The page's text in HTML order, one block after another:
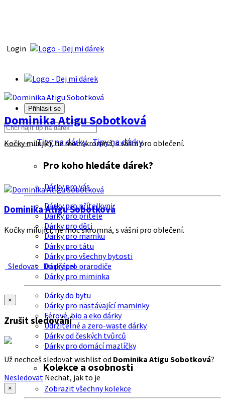
Login
Přihlásit se
Tipy na dárkyTipy na dárky
Pro koho hledáte dárek?
Dárky pro vás
Dárky pro přítelkyni
Dárky pro přítele
Dárky pro děti
Dárky pro mamku
Dárky pro tátu
Dárky pro všechny bytosti
Dárky pro prarodiče
Dárky pro miminka
Dárky do bytu
Dárky pro nastávající maminky
Férové, bio a eko dárky
Udržitelné a zero-waste dárky
Dárky od českých tvůrců
Dárky pro domácí mazlíčky
Kolekce a osobnosti
Zobrazit všechny kolekce
Dominika Atigu Sobotková
Kočky milující, ne moc skromná, s vášni pro oblečení.
Dominika Atigu Sobotková
Kočky milující, ne moc skromná, s vášni pro oblečení.
Sledovat Do přátel
×
Zrušit sledování
Už nechceš sledovat wishlist od Dominika Atigu Sobotková?
Nesledovat Nechat, jak to je
×